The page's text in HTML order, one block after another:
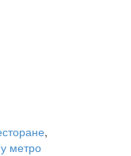
,
метро